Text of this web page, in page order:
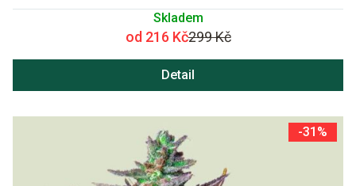
Skladem
od 216 Kč299 Kč
Detail
-31%